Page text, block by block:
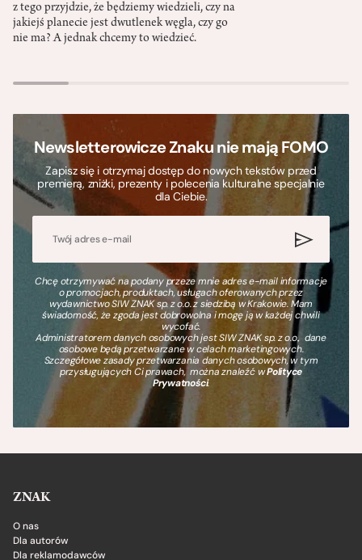
z tego przyjdzie, że będziemy wiedzieli, czy na
jakiejś planecie jest dwutlenek węgla, czy go
nie ma? A jednak chcemy to wiedzieć.
Newsletterowicze Znaku nie mają FOMO
Zapisz się i otrzymaj dostęp do nowych tekstów przed
premierą, zniżki, prezenty i polecenia kulturalne specjalnie
dla Ciebie.
Chcę otrzymywać na podany przeze mnie adres e-mail informacje
o promocjach, produktach, usługach oferowanych przez
wydawnictwo SIW ZNAK sp. z o.o. z siedzibą w Krakowie. Mam
świadomość, że zgoda jest dobrowolna i mogę ją w każdej chwili
wycofać.
Administratorem danych osobowych jest SIW ZNAK sp. z o.o., dane
osobowe będą przetwarzane w celach marketingowych.
Szczegółowe zasady przetwarzania danych osobowych, w tym
przysługujących Ci prawach, można znaleźć wPolityce
Prywatności.
ZNAK
O nas
Dla autorów
Dla reklamodawców